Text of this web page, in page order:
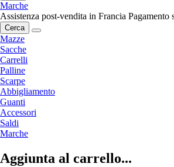
Marche
Assistenza post-vendita in Francia Pagamento
Cerca
Mazze
Sacche
Carrelli
Palline
Scarpe
Abbigliamento
Guanti
Accessori
Saldi
Marche
Aggiunta al carrello...